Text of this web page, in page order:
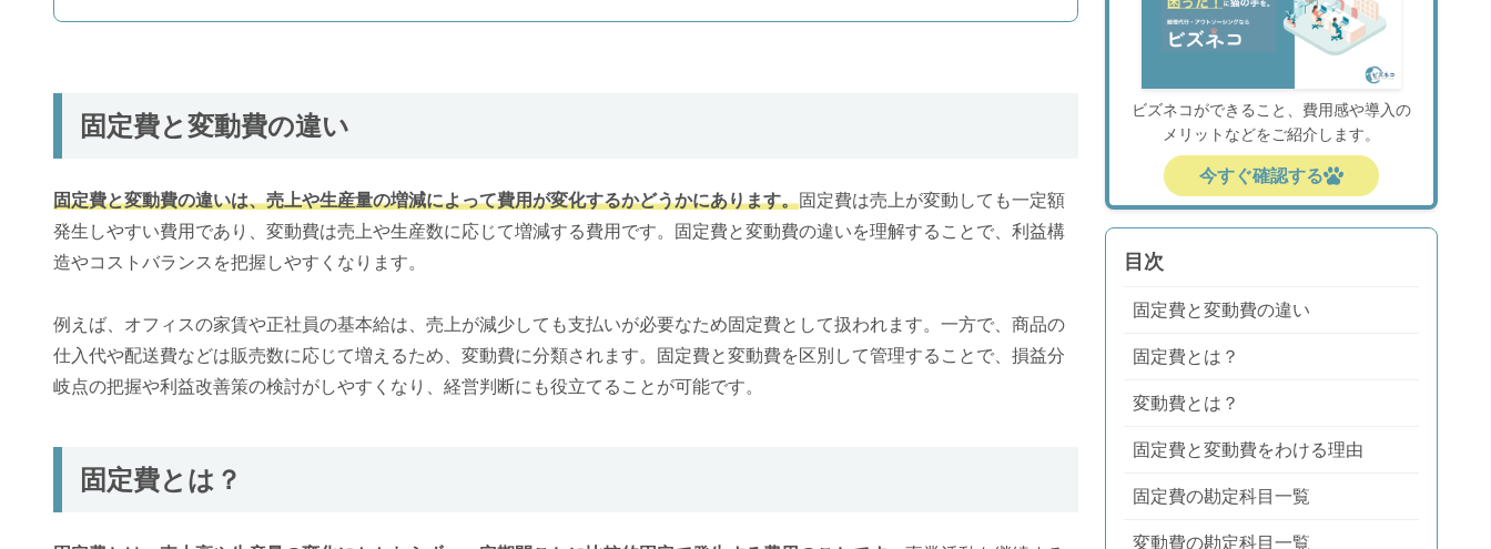
固定費と変動費の違い
固定費と変動費の違いは、売上や生産量の増減によって費用が変化するかどうかにあります。固定費は売上が変動しても一定額
発生しやすい費用であり、変動費は売上や生産数に応じて増減する費用です。固定費と変動費の違いを理解することで、利益構
造やコストバランスを把握しやすくなります。
例えば、オフィスの家賃や正社員の基本給は、売上が減少しても支払いが必要なため固定費として扱われます。一方で、商品の
仕入代や配送費などは販売数に応じて増えるため、変動費に分類されます。固定費と変動費を区別して管理することで、損益分
岐点の把握や利益改善策の検討がしやすくなり、経営判断にも役立てることが可能です。
固定費とは？
ビズネコができること、費用感や導入の
メリットなどをご紹介します。
今すぐ確認する
目次
固定費と変動費の違い
固定費とは？
変動費とは？
固定費と変動費をわける理由
固定費の勘定科目一覧
変動費の勘定科目一覧